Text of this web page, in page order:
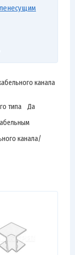
канала
типа Да
канала/